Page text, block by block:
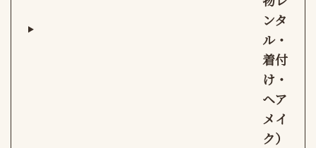
ンタ
ル・
着付
け・
ヘア
メイ
ク）